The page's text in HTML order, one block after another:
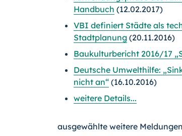
Handbuch (12.02.2017)
VBI definiert Städte als
Stadtplanung (20.11.2016)
Baukulturbericht 2016/17
Deutsche Umwelthilfe:
nicht an“ (16.10.2016)
weitere Details...
ausgewählte weitere Meldungen